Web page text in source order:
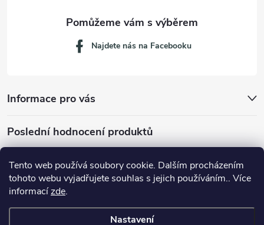
Tento web používá soubory cookie. Dalším procházením
tohoto webu vyjadřujete souhlas s jejich používáním.. Více
informacízde.
Nastavení
Informace pro vás
Najdete nás na Facebooku
Poslední hodnocení produktů
Dávkovací lžička na mletou kávu 53132C8134